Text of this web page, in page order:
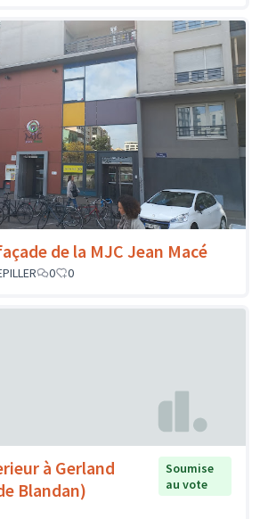
de la MJC Jean Macé
0 0
à Gerland
Blandan)
Soumise
au vote